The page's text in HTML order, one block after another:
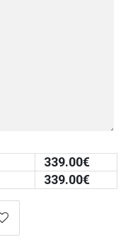
339.00€
339.00€